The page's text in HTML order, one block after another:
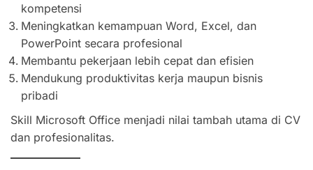
kompetensi
Meningkatkan kemampuan Word, Excel, dan
PowerPoint secara profesional
Membantu pekerjaan lebih cepat dan efisien
Mendukung produktivitas kerja maupun bisnis
pribadi
Skill Microsoft Office menjadi nilai tambah utama di CV
dan profesionalitas.